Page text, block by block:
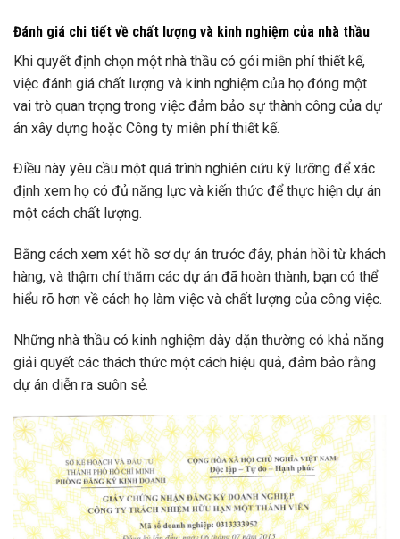
Đánh giá chi tiết về chất lượng và kinh nghiệm của nhà thầu
Khi quyết định chọn một nhà thầu có gói miễn phí thiết kế,
việc đánh giá chất lượng và kinh nghiệm của họ đóng một
vai trò quan trọng trong việc đảm bảo sự thành công của dự
án xây dựng hoặc Công ty miễn phí thiết kế.
Điều này yêu cầu một quá trình nghiên cứu kỹ lưỡng để xác
định xem họ có đủ năng lực và kiến thức để thực hiện dự án
một cách chất lượng.
Bằng cách xem xét hồ sơ dự án trước đây, phản hồi từ khách
hàng, và thậm chí thăm các dự án đã hoàn thành, bạn có thể
hiểu rõ hơn về cách họ làm việc và chất lượng của công việc.
Những nhà thầu có kinh nghiệm dày dặn thường có khả năng
giải quyết các thách thức một cách hiệu quả, đảm bảo rằng
dự án diễn ra suôn sẻ.